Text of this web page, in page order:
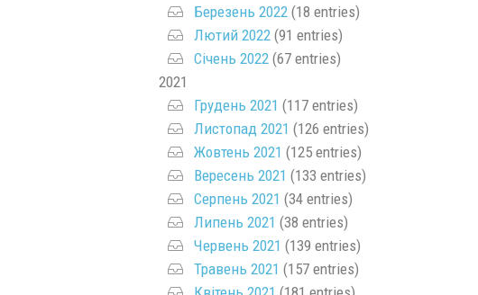
Березень 2022(18 entries)
Лютий 2022(91 entries)
Січень 2022(67 entries)
2021
Грудень 2021 (117 entries)
Листопад 2021 (126 entries)
Жовтень 2021 (125 entries)
Вересень 2021 (133 entries)
Серпень 2021 (34 entries)
Липень 2021 (38 entries)
Червень 2021 (139 entries)
Травень 2021 (157 entries)